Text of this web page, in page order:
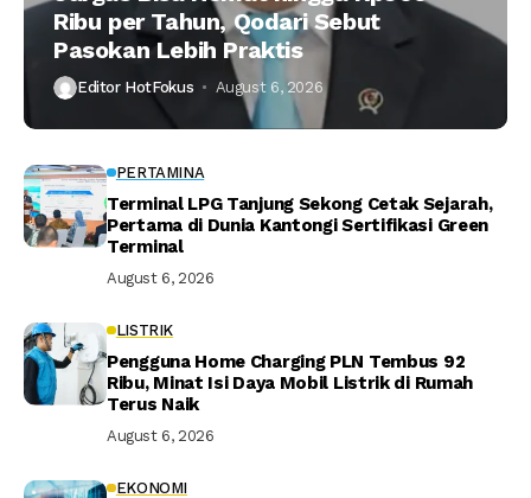
Ribu per Tahun, Qodari Sebut
Pasokan Lebih Praktis
Editor HotFokus August 6, 2026
PERTAMINA
Terminal LPG Tanjung Sekong Cetak Sejarah,
Pertama di Dunia Kantongi Sertifikasi Green
Terminal
August 6, 2026
LISTRIK
Pengguna Home Charging PLN Tembus 92
Ribu, Minat Isi Daya Mobil Listrik di Rumah
Terus Naik
August 6, 2026
EKONOMI